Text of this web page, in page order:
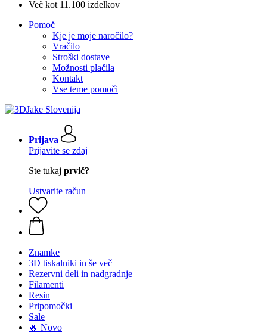
Več kot 11.100 izdelkov
Pomoč
Kje je moje naročilo?
Vračilo
Stroški dostave
Možnosti plačila
Kontakt
Vse teme pomoči
Prijava
Prijavite se zdaj
Ste tukaj prvič?
Ustvarite račun
Znamke
3D tiskalniki in še več
Rezervni deli in nadgradnje
Filamenti
Resin
Pripomočki
Sale
🔥 Novo